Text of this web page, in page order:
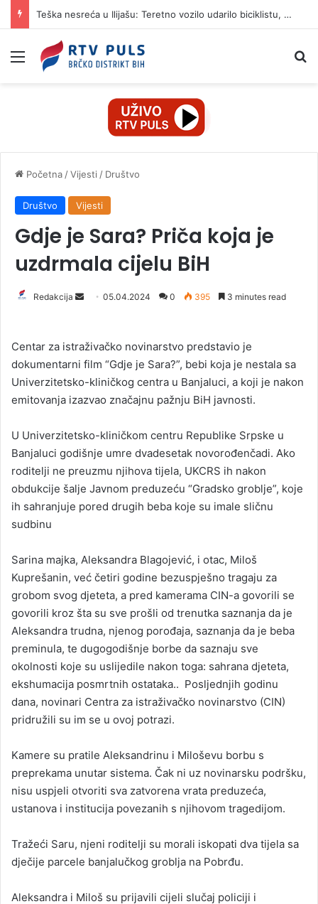
Teška nesreća u Ilijašu: Teretno vozilo udarilo biciklistu, 75-godišnjak zadržan u bolnici
Izbornik
Početna /Vijesti / Društvo
Društvo Vijesti
Gdje je Sara? Priča koja je
uzdrmala cijelu BiH
Redakcija
d
a
n
e
a
i
05.04.2024 0 395 3 minutes read
Centar za istraživačko novinarstvo predstavio je
dokumentarni film “Gdje je Sara?”, bebi koja je nestala sa
Univerzitetsko-kliničkog centra u Banjaluci, a koji je nakon
emitovanja izazvao značajnu pažnju BiH javnosti.
U Univerzitetsko-kliničkom centru Republike Srpske u
Banjaluci godišnje umre dvadesetak novorođenčadi. Ako
roditelji ne preuzmu njihova tijela, UKCRS ih nakon
obdukcije šalje Javnom preduzeću “Gradsko groblje”, koje
ih sahranjuje pored drugih beba koje su imale sličnu
sudbinu
Sarina majka, Aleksandra Blagojević, i otac, Miloš
Kuprešanin, već četiri godine bezuspješno tragaju za
grobom svog djeteta, a pred kamerama CIN-a govorili se
govorili kroz šta su sve prošli od trenutka saznanja da je
Aleksandra trudna, njenog porođaja, saznanja da je beba
preminula, te dugogodišnje borbe da saznaju sve
okolnosti koje su uslijedile nakon toga: sahrana djeteta,
ekshumacija posmrtnih ostataka.. Posljednjih godinu
dana, novinari Centra za istraživačko novinarstvo (CIN)
pridružili su im se u ovoj potrazi.
Kamere su pratile Aleksandrinu i Miloševu borbu s
preprekama unutar sistema. Čak ni uz novinarsku podršku,
nisu uspjeli otvoriti sva zatvorena vrata preduzeća,
ustanova i institucija povezanih s njihovom tragedijom.
Tražeći Saru, njeni roditelji su morali iskopati dva tijela sa
dječije parcele banjalučkog groblja na Pobrđu.
Aleksandra i Miloš su prijavili cijeli slučaj policiji i